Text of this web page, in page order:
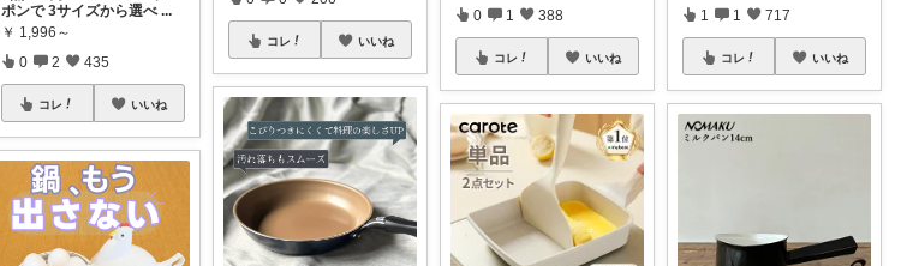
ポンで 3サイズから選べ ...
￥ 1,996～
0 2 435
コレ いいね
コレ いいね
0 1 388
コレ いいね
1 1 717
コレ いいね